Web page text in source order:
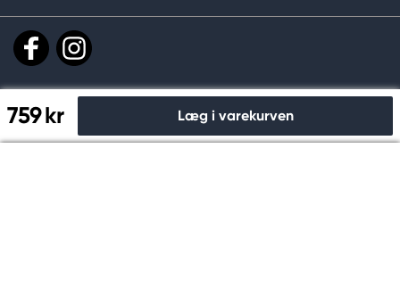
759 kr Læg i varekurven